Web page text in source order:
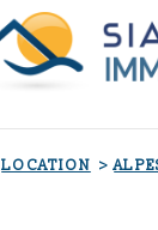
LOCATION